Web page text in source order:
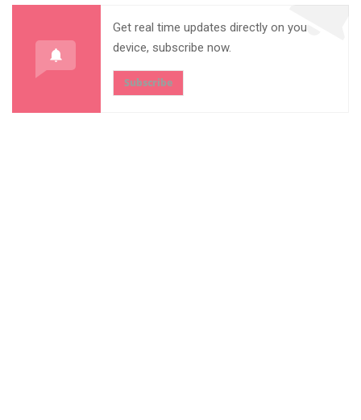
Get real time updates directly on you
device, subscribe now.
Subscribe